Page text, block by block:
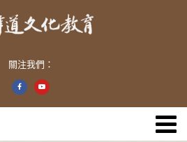
關注我們：